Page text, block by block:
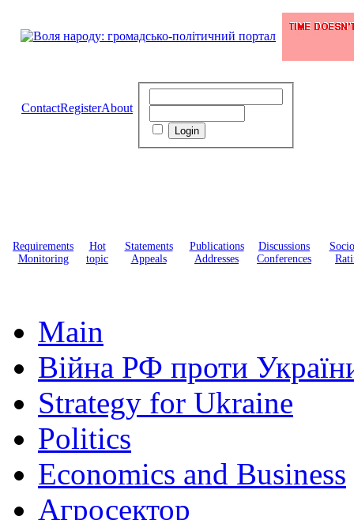
ContactRegisterAbout
Requirements
Monitoring
Hot
topic
Statements
Appeals
Publications
Addresses
Discussions
Conferences
Main
Війна РФ проти
Strategy for Ukraine
Politics
Economics and Business
Агросектор